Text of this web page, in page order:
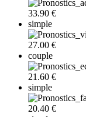
33.90 €
simple
27.00 €
couple
21.60 €
simple
20.40 €